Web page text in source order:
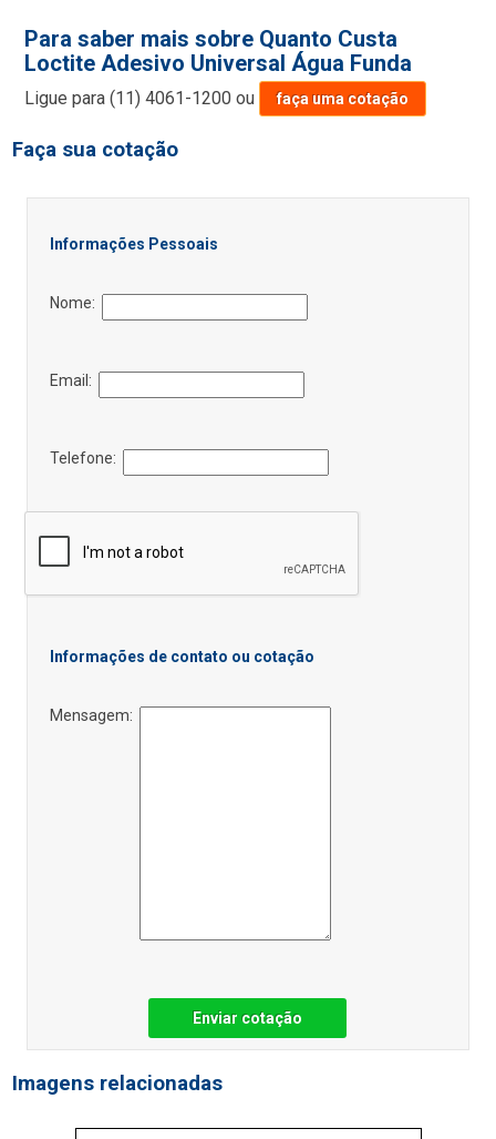
Para saber mais sobre Quanto Custa
Loctite Adesivo Universal Água Funda
Ligue para(11) 4061-1200 ou faça uma cotação
Faça sua cotação
Informações Pessoais
Nome:
Email:
Telefone:
Informações de contato ou cotação
Mensagem:
Enviar cotação
Imagens relacionadas